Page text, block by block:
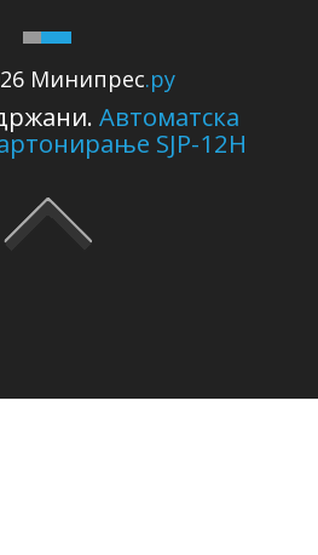
Минипрес.ру
Автоматска
SJP-12H